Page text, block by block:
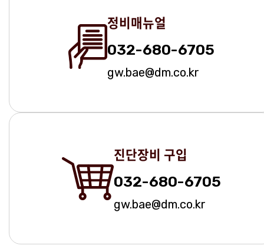
정비매뉴얼
032-680-6705
gw.bae@dm.co.kr
진단장비 구입
032-680-6705
gw.bae@dm.co.kr